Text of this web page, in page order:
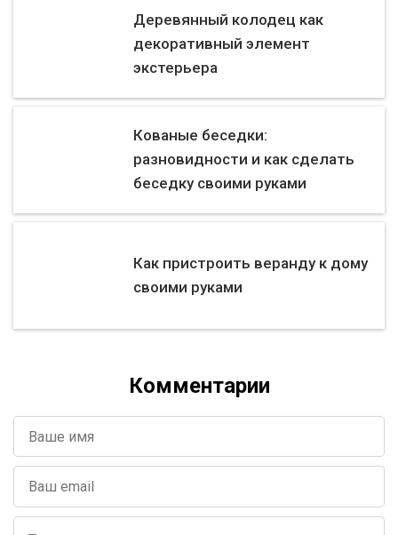
Деревянный колодец как
декоративный элемент
экстерьера
Кованые беседки:
разновидности и как сделать
беседку своими руками
Как пристроить веранду к дому
своими руками
Комментарии